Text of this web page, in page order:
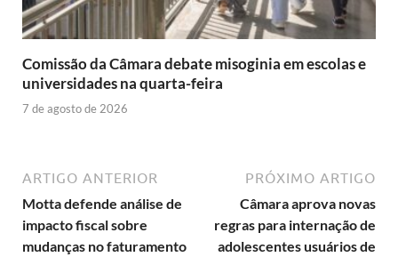
Comissão da Câmara debate misoginia em escolas e
universidades na quarta-feira
7 de agosto de 2026
ARTIGO ANTERIOR
Motta defende análise de
impacto fiscal sobre
mudanças no faturamento
PRÓXIMO ARTIGO
Câmara aprova novas
regras para internação de
adolescentes usuários de